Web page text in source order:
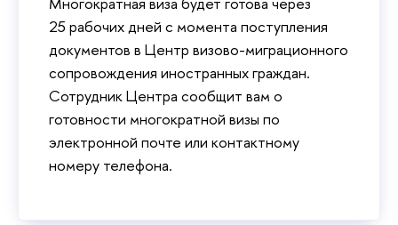
25 рабочих дней с момента поступления
документов в Центр визово-миграционного
сопровождения иностранных граждан.
Сотрудник Центра сообщит вам о
готовности многократной визы по
электронной почте или контактному
номеру телефона.